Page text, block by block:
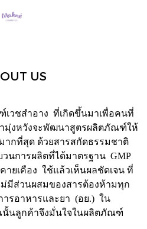
US
วชสำอาง ที่เกิดขึ้นมาเพื่อคนที่
ามุ่งหวังจะพัฒนาสูตรผลิตภัณฑ์ให้
ากที่สุด ด้วยสารสกัดธรรมชาติ
วนการผลิตที่ได้มาตรฐาน GMP
ยเคือง ใช้แล้วเห็นผลชัดเจน ที่
มีส่วนผสมของสารต้องห้ามทุก
รอาหารและยา (อย.) ใน
นลูกค้าจึงมั่นใจในผลิตภัณฑ์